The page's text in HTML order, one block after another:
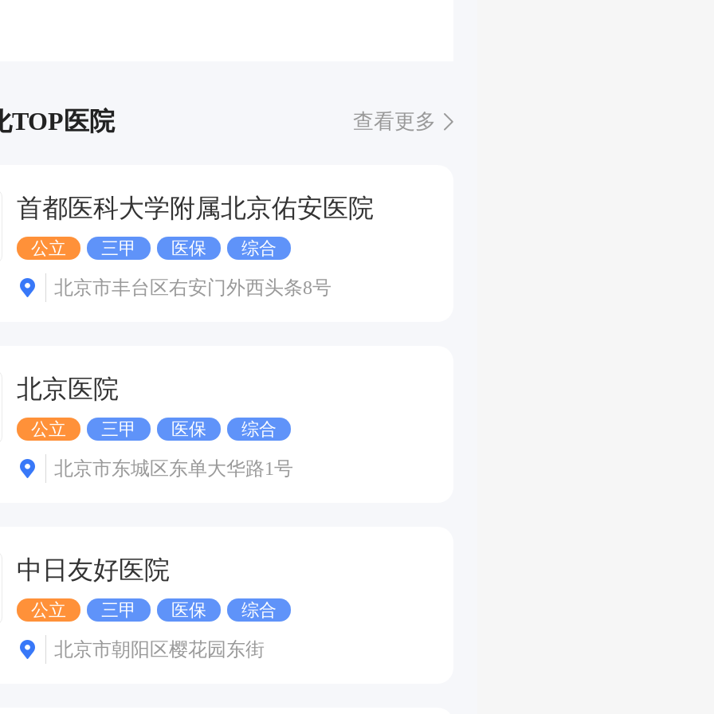
TOP医院 查看更多
首都医科大学附属北京佑安医院
公立 三甲 医保 综合
北京市丰台区右安门外西头条8号
北京医院
公立 三甲 医保 综合
北京市东城区东单大华路1号
中日友好医院
公立 三甲 医保 综合
北京市朝阳区樱花园东街